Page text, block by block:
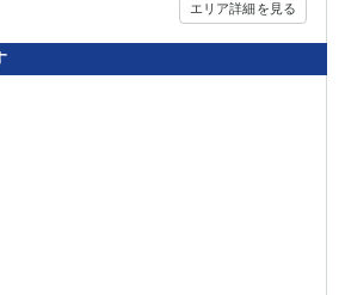
エリア詳細を見る